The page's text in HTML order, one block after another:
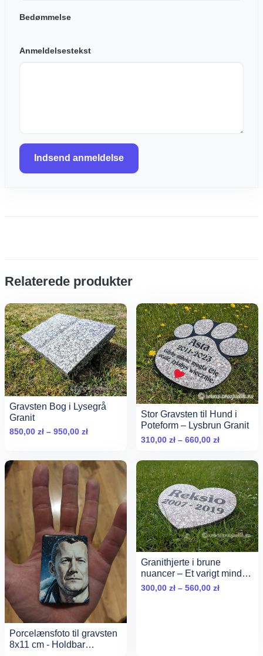
Bedømmelse
Anmeldelsestekst
Indsend anmeldelse
Relaterede produkter
Gravsten Bog i Lysegrå
Granit
850,00 zł – 950,00 złZakres
850,00 zł
do
950,00 zł
Stor Gravsten til Hund i
Poteform – Lysbrun Granit
310,00 zł – 660,00 złZakres
od
310,00 zł
do
660,00 zł
Porcelænsfoto til gravsten
8x11 cm - Holdbar
Granithjerte i brune
nuancer – Et varigt minde
om dit dyr
300,00 zł – 560,00 złZakres